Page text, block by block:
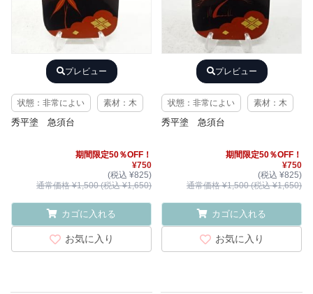
プレビュー
状態：非常によい 素材：木
秀平塗 急須台
期間限定50％OFF！
¥750
(税込 ¥825)
通常価格 ¥1,500 (税込 ¥1,650)
カゴに入れる
お気に入り
プレビュー
状態：非常によい 素材：木
秀平塗 急須台
期間限定50％OFF！
¥750
(税込 ¥825)
通常価格 ¥1,500 (税込 ¥1,650)
カゴに入れる
お気に入り